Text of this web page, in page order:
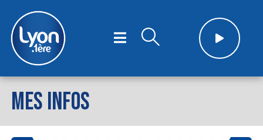
MES INFOS